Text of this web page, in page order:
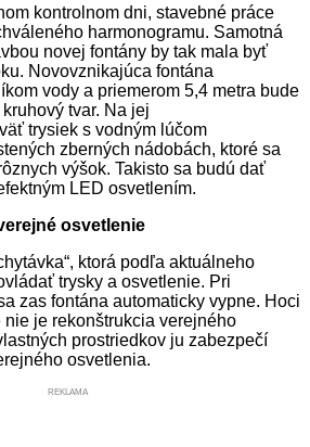
kontrolnom dni, stavebné práce
harmonogramu. Samotná
novej fontány by tak mala byť
Novovznikajúca fontána
vody a priemerom 5,4 metra bude
tvar. Na jej
trysiek s vodným lúčom
zberných nádobách, ktoré sa
výšok. Takisto sa budú dať
LED osvetlením.
osvetlenie
ktorá podľa aktuálneho
trysky a osvetlenie. Pri
zas fontána automaticky vypne. Hoci
je rekonštrukcia verejného
prostriedkov ju zabezpečí
osvetlenia.
REKLAMA